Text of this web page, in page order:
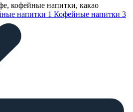
кофейные напитки, какао
напитки 1 Кофейные напитки 3